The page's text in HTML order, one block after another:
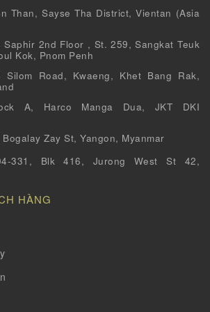
Than, Sayse Tha District, Vientan (Asia
Saphir 2nd Floor , St. 259, Sangkat Teuk
Kok, Pnom Penh
Road, Kwaeng, Khet Bang Rak,
A, Harco Manga Dua, JKT DKI
Zay St, Yangon, Myanmar
331, Blk 416, Jurong West St 42,
HÀNG